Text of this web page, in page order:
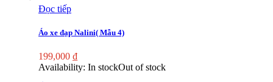
Đọc tiếp
Áo xe đạp Nalini( Mẫu 4)
199,000 ₫
Availability: In stockOut of stock